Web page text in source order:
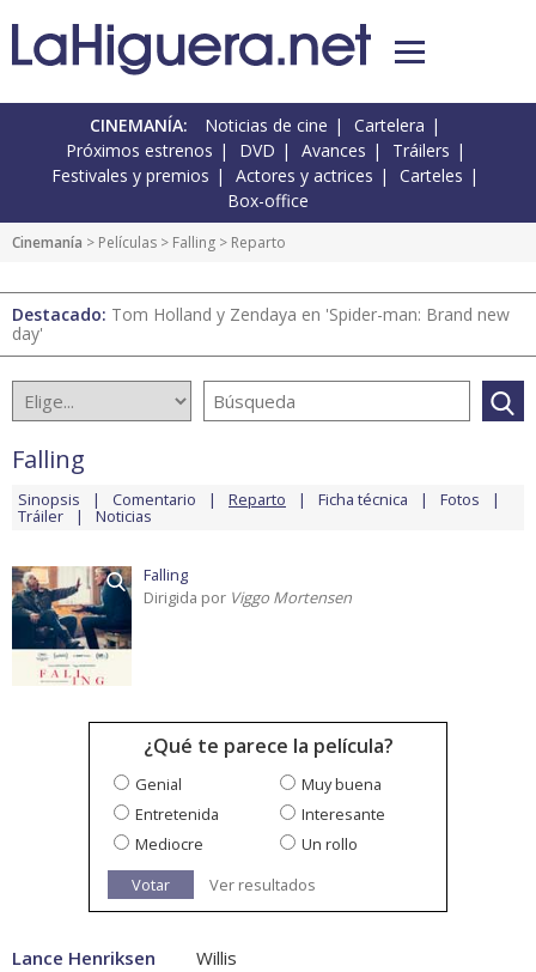
CINEMANÍA: Noticias de cine
Cartelera
Próximos estrenos
DVD Avances
Tráilers
Festivales y premios
Actores y actrices
Carteles
Box-office
Cinemanía > Películas > Falling > Reparto
Destacado: Tom Holland y Zendaya en 'Spider-man: Brand new
day'
Falling
Sinopsis Comentario Reparto Ficha técnica Fotos
Tráiler Noticias
Falling
Dirigida por Viggo Mortensen
¿Qué te parece la película?
Genial
Muy buena
Entretenida
Interesante
Mediocre
Un rollo
Votar
Ver resultados
Lance Henriksen
Willis